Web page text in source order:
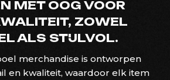
MET OOG VOOR
ZOWEL
ALS STIJLVOL.
merchandise is ontworpen
en kwaliteit, waardoor elk item